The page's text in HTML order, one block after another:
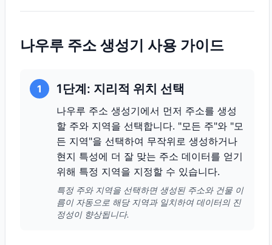
나우루 주소 생성기 사용 가이드
1 1단계: 지리적 위치 선택
나우루 주소 생성기에서 먼저 주소를 생성
할 주와 지역을 선택합니다. "모든 주"와 "모
든 지역"을 선택하여 무작위로 생성하거나
현지 특성에 더 잘 맞는 주소 데이터를 얻기
위해 특정 지역을 지정할 수 있습니다.
특정 주와 지역을 선택하면 생성된 주소와 건물 이
름이 자동으로 해당 지역과 일치하여 데이터의 진
정성이 향상됩니다.